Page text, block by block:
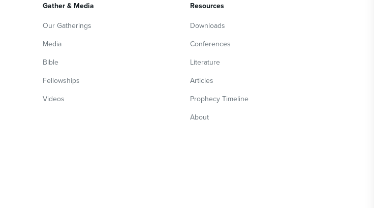
Gather & Media
Our Gatherings
Media
Bible
Fellowships
Videos
Resources
Downloads
Conferences
Literature
Articles
Prophecy Timeline
About